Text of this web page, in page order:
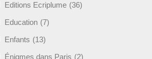
Editions Ecriplume (36)
Education (7)
Enfants (13)
Énigmes dans Paris (2)